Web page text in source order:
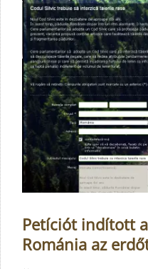
Petíciót indított
Románia az